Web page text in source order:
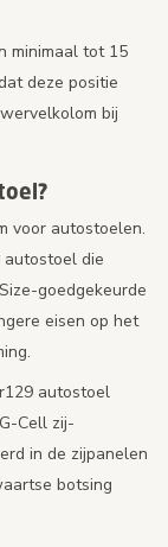
minimaal tot 15
deze positie
bij
voor autostoelen.
autostoel die
goedgekeurde
eisen op het
autostoel
Cell zij-
in de zijpanelen
botsing